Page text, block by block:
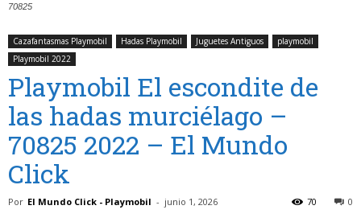
70825
Cazafantasmas Playmobil Hadas Playmobil Juguetes Antiguos
playmobil
Playmobil 2022
Playmobil El escondite de
las hadas murciélago –
70825 2022 – El Mundo
Click
Por El Mundo Click - Playmobil - junio 1, 2026 0
70